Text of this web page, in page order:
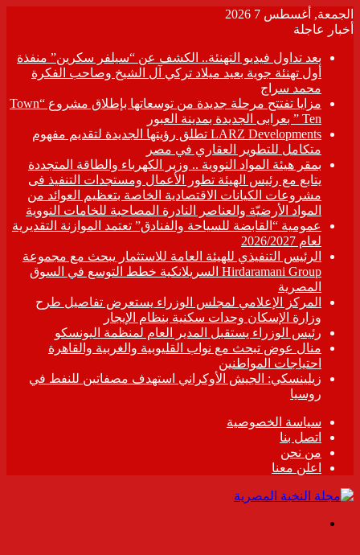
الجمعة, أغسطس 7 2026
أخبار عاجلة
بعد تداول فيديو التهنئة.. الكشف عن “سيلفر سكرين” منفذة
أول تهنئة جوية بعيد ميلاد تركي آل الشيخ وصاحب الفكرة
محمد سراج
مزايا تفتتح مرحلة جديدة من توسعاتها بإطلاق مشروع “Town
Ten ” بعرابى الجديدة بمدينة العبور
LARZ Developments تطلق رؤيتها الجديدة لتقديم مفهوم
متكامل للتطوير العقاري في مصر
بمقر هيئة المواد النووية .. وزير الكهرباء والطاقة المتجددة
يتابع مع رئيس الهيئة تطور الأعمال ومستجدات التنفيذ فى
مشروعات الكيانات الاقتصادية الخاصة بتعظيم العوائد من
المواد الأرضيّة والعناصر النادرة المصاحبة للخامات النووية
عمومية “القابضة للسياحة والفنادق” تعتمد الموازنة التقديرية
لعام 2026/2027
الرئيس التنفيذي للهيئة العامة للاستثمار يبحث مع مجموعة
Hirdaramani Group السريلانكية خطط التوسع في السوق
المصرية
المركز الإعلامي لمجلس الوزراء يستعرض تفاصيل طرح
وزارة الإسكان وحدات سكنية بنظام الإيجار
رئيس الوزراء يستقبل المدير العام لمنظمة اليونسكو
منال عوض تبحث مع نواب القليوبية والغربية والقاهرة
احتياجات المواطنين
زيلينسكي: الجيش الأوكراني استهدف مصفاتين للنفط في
روسيا
سياسة الخصوصية
اتصل بنا
من نحن
اعلن معنا